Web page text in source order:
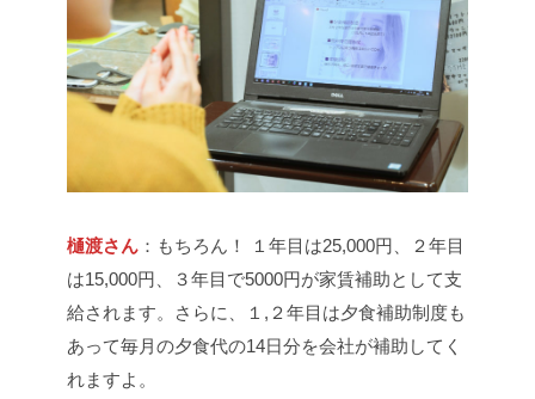
樋渡さん ：もちろん！ １年目は25,000円、２年目
は15,000円、３年目で5000円が家賃補助として支
給されます。さらに、１,２年目は夕食補助制度も
あって毎月の夕食代の14日分を会社が補助してく
れますよ。